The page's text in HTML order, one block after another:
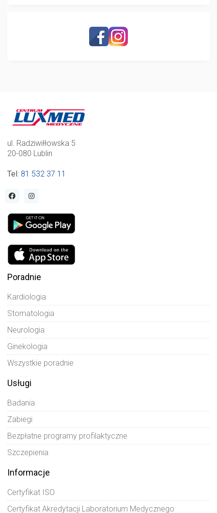
ul. Radziwiłłowska 5
20-080 Lublin
Tel : 81 532 37 11
Poradnie
Kardiologia
Stomatologia
Neurologia
Ginekologia
Wszystkie poradnie
Usługi
Badania
Zabiegi
Bezpłatne programy profilaktyczne
Szczepienia
Informacje
Certyfikat ISO
Certyfikat Akredytacji Laboratorium Medycznego